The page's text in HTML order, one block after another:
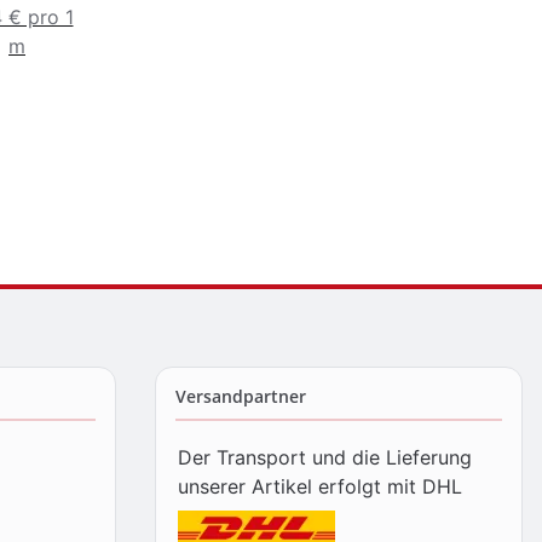
€ pro 1
m
Versandpartner
Der Transport und die Lieferung
unserer Artikel erfolgt mit DHL